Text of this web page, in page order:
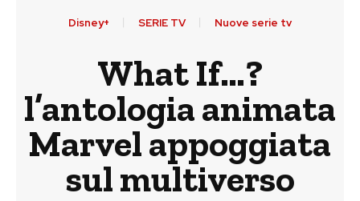
Disney+ SERIE TV Nuove serie tv
What If…?
l’antologia animata
Marvel appoggiata
sul multiverso